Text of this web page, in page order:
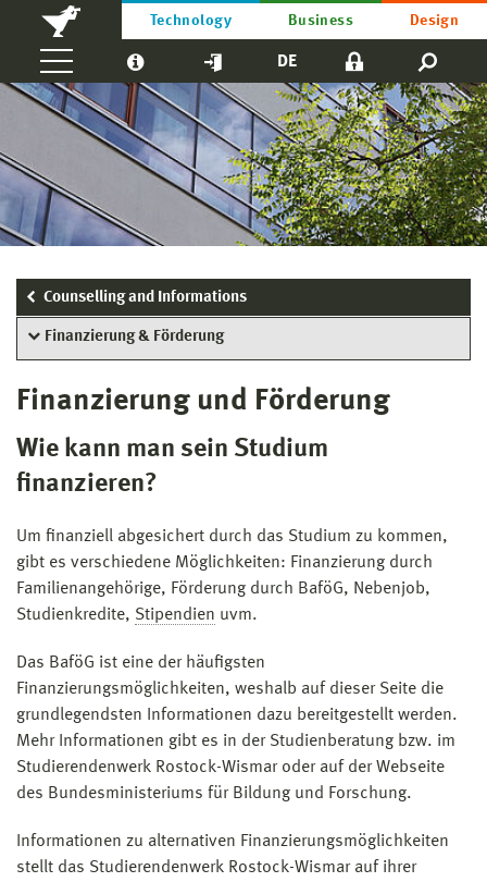
Technology Business Design
DE
Counselling and Informations
Finanzierung & Förderung
Finanzierung und Förderung
Wie kann man sein Studium
finanzieren?
Um finanziell abgesichert durch das Studium zu kommen,
gibt es verschiedene Möglichkeiten: Finanzierung durch
Familienangehörige, Förderung durch BaföG, Nebenjob,
Studienkredite, Stipendien uvm.
Das BaföG ist eine der häufigsten
Finanzierungsmöglichkeiten, weshalb auf dieser Seite die
grundlegendsten Informationen dazu bereitgestellt werden.
Mehr Informationen gibt es in der Studienberatung bzw. im
Studierendenwerk Rostock-Wismar oder auf der Webseite
des Bundesministeriums für Bildung und Forschung.
Informationen zu alternativen Finanzierungsmöglichkeiten
stellt das Studierendenwerk Rostock-Wismar auf ihrer